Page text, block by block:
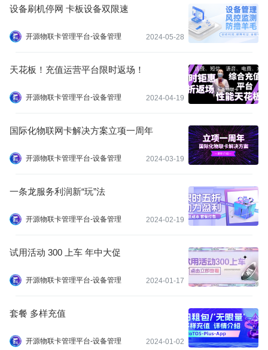
设备刷机停网 卡板设备双限速
开源物联卡管理平台-设备管理 2024-05-28
天花板！充值运营平台限时返场！
开源物联卡管理平台-设备管理 2024-04-19
国际化物联网卡解决方案立项一周年
开源物联卡管理平台-设备管理 2024-03-19
一条龙服务利润新“玩”法
开源物联卡管理平台-设备管理 2024-02-19
试用活动 300 上车 年中大促
开源物联卡管理平台-设备管理 2024-01-17
套餐 多样充值
开源物联卡管理平台-设备管理 2024-01-02